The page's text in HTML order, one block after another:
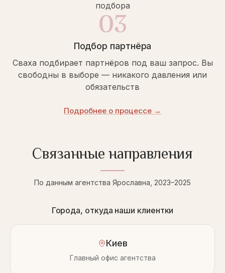
подбора
03
Подбор партнёра
Сваха подбирает партнёров под ваш запрос. Вы
свободны в выборе — никакого давления или
обязательств
Подробнее о процессе →
Связанные направления
По данным агентства Ярославна, 2023–2025
Города, откуда наши клиентки
Киев
Главный офис агентства